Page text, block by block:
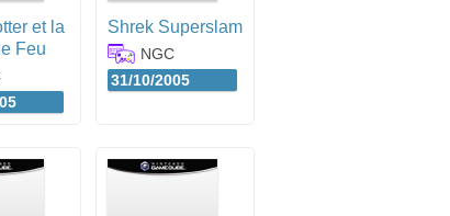
et la
Feu
Shrek Superslam
NGC
31/10/2005